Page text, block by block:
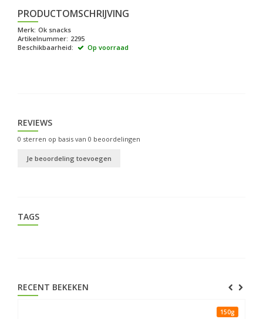
PRODUCTOMSCHRIJVING
Merk: Ok snacks
Artikelnummer: 2295
Beschikbaarheid:
Op voorraad
REVIEWS
0 sterren op basis van 0 beoordelingen
Je beoordeling toevoegen
TAGS
RECENT BEKEKEN
150g